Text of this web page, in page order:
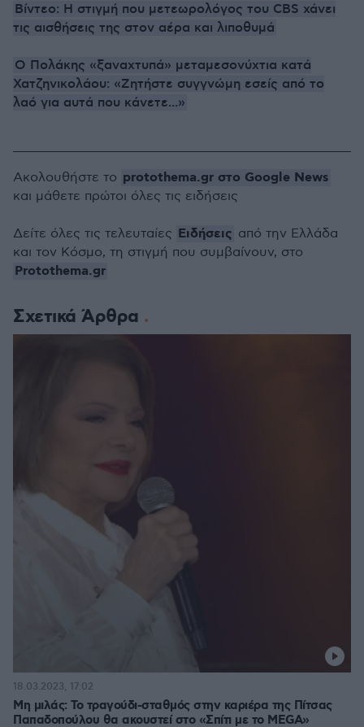
Βίντεο: Η στιγμή που μετεωρολόγος του CBS χάνει
τις αισθήσεις της στον αέρα και λιποθυμά
Ο Πολάκης «ξαναχτυπά» μεταμεσονύχτια κατά
Χατζηνικολάου: «Ζητήστε συγγνώμη εσείς από το
λαό για αυτά που κάνετε...»
Σχετικά Άρθρα
Μη μιλάς: Το τραγούδι-σταθμός στην καριέρα της Πίτσας
Παπαδοπούλου θα ακουστεί στο «Σπίτι με το MEGΑ»
18.03.2023, 17:02
Ακολουθήστε το protothema.gr στο Google News
και μάθετε πρώτοι όλες τις ειδήσεις
Δείτε όλες τις τελευταίες Ειδήσεις από την Ελλάδα
και τον Κόσμο, τη στιγμή που συμβαίνουν, στο
Protothema.gr